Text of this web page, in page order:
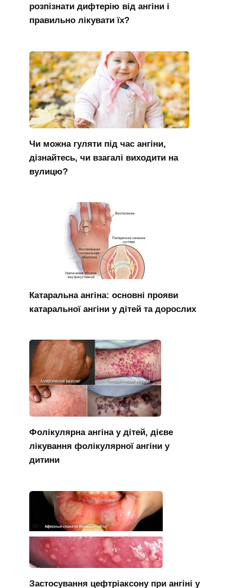
розпізнати дифтерію від ангіни і
правильно лікувати їх?
Чи можна гуляти під час ангіни,
дізнайтесь, чи взагалі виходити на
вулицю?
Катаральна ангіна: основні прояви
катаральної ангіни у дітей та дорослих
Фолікулярна ангіна у дітей, дієве
лікування фолікулярної ангіни у
дитини
Застосування цефтріаксону при ангіні у